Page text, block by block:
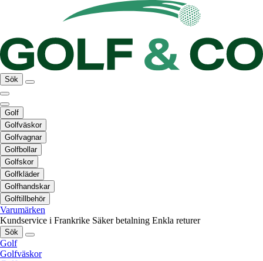
Sök
Golf
Golfväskor
Golfvagnar
Golfbollar
Golfskor
Golfkläder
Golfhandskar
Golftillbehör
Varumärken
Kundservice i Frankrike Säker betalning Enkla returer
Sök
Golf
Golfväskor